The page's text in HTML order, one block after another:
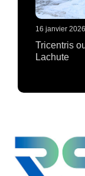
16 janvier 2026
Tricentris
Lachute